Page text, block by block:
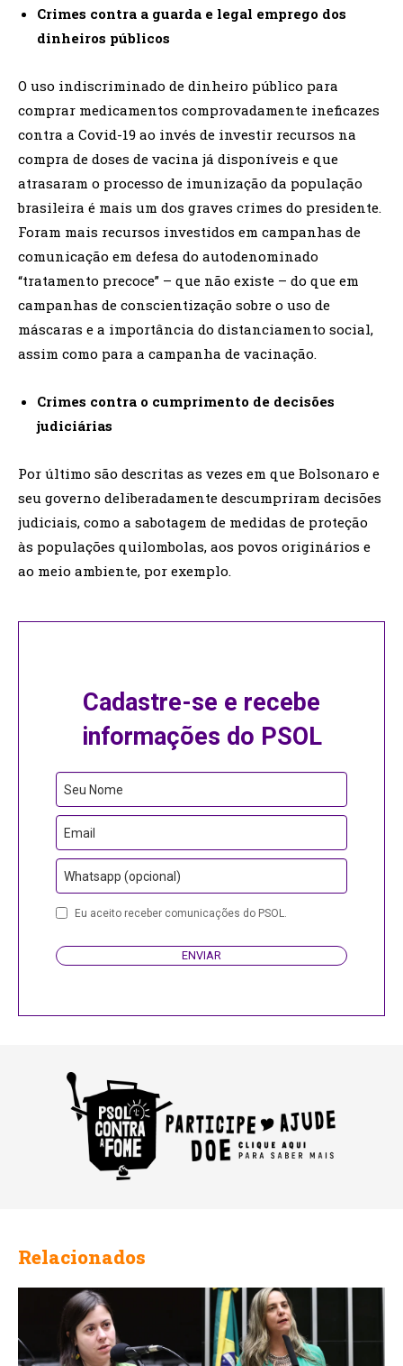
Crimes contra a guarda e legal emprego dos
dinheiros públicos
O uso indiscriminado de dinheiro público para
comprar medicamentos comprovadamente ineficazes
contra a Covid-19 ao invés de investir recursos na
compra de doses de vacina já disponíveis e que
atrasaram o processo de imunização da população
brasileira é mais um dos graves crimes do presidente.
Foram mais recursos investidos em campanhas de
comunicação em defesa do autodenominado
“tratamento precoce” – que não existe – do que em
campanhas de conscientização sobre o uso de
máscaras e a importância do distanciamento social,
assim como para a campanha de vacinação.
Crimes contra o cumprimento de decisões
judiciárias
Por último são descritas as vezes em que Bolsonaro e
seu governo deliberadamente descumpriram decisões
judiciais, como a sabotagem de medidas de proteção
às populações quilombolas, aos povos originários e
ao meio ambiente, por exemplo.
Cadastre-se e recebe
informações do PSOL
Business
Email
Seu Nome
Email
Whatsapp (opcional)
Eu aceito receber comunicações do PSOL.
ENVIAR
Relacionados